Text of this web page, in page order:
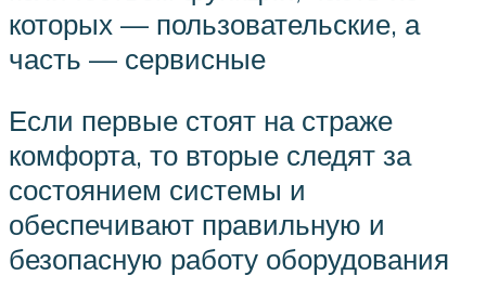
которых — пользовательские, а
часть — сервисные
Если первые стоят на страже
комфорта, то вторые следят за
состоянием системы и
обеспечивают правильную и
безопасную работу оборудования